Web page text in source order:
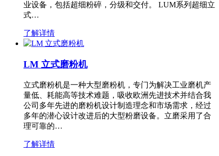
业设备，包括超细粉碎，分级和交付。 LUM系列超细立
式…
了解详情
LM 立式磨粉机
立式磨粉机是一种大型磨粉机，专门为解决工业磨机产
量低、耗能高等技术难题，吸收欧洲先进技术并结合我
公司多年先进的磨粉机设计制造理念和市场需求，经过
多年的潜心设计改进后的大型粉磨设备。立磨采用了合
理可靠的…
了解详情